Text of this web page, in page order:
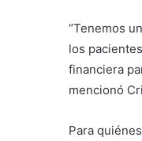
“Tenemos
los
financiera
mencionó
Para